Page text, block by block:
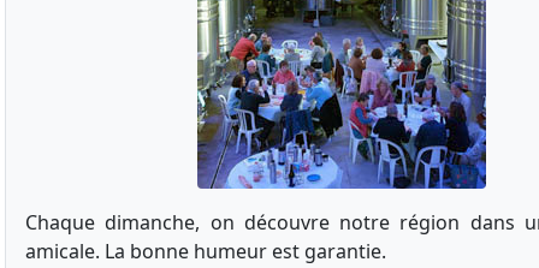
Chaque dimanche, on découvre notre région dans
amicale. La bonne humeur est garantie.